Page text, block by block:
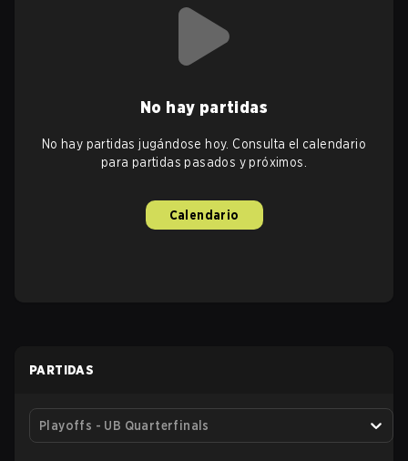
No hay partidas
No hay partidas jugándose hoy. Consulta el calendario
para partidas pasados y próximos.
Calendario
PARTIDAS
Playoffs - UB Quarterfinals